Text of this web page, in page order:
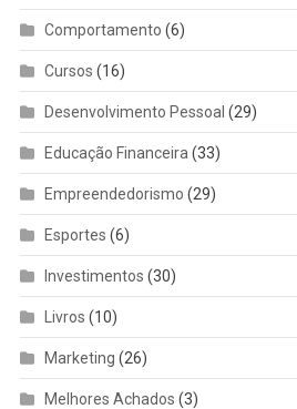
Comportamento (6)
Cursos (16)
Desenvolvimento Pessoal (29)
Educação Financeira (33)
Empreendedorismo (29)
Esportes (6)
Investimentos (30)
Livros (10)
Marketing (26)
Melhores Achados (3)